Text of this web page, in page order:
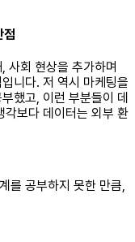
점
사회 현상을 추가하며
니다. 저 역시 마케팅을
했고, 이런 부분들이 데
각보다 데이터는 외부 환
를 공부하지 못한 만큼,